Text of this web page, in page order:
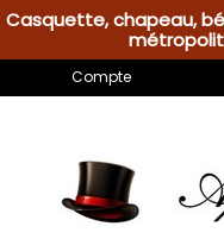
Casquette, chapeau,
Compte